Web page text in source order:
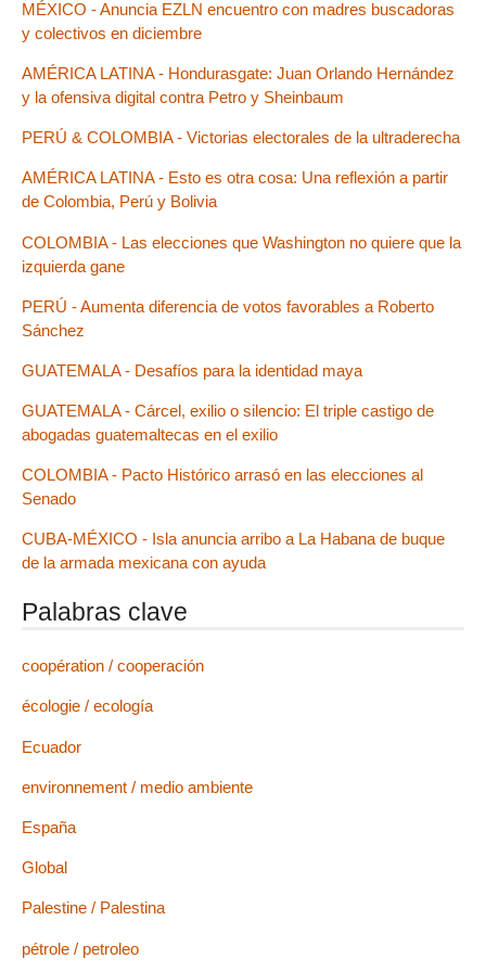
MÉXICO - Anuncia EZLN encuentro con madres buscadoras
y colectivos en diciembre
AMÉRICA LATINA - Hondurasgate: Juan Orlando Hernández
y la ofensiva digital contra Petro y Sheinbaum
PERÚ & COLOMBIA - Victorias electorales de la ultraderecha
AMÉRICA LATINA - Esto es otra cosa: Una reflexión a partir
de Colombia, Perú y Bolivia
COLOMBIA - Las elecciones que Washington no quiere que la
izquierda gane
PERÚ - Aumenta diferencia de votos favorables a Roberto
Sánchez
GUATEMALA - Desafíos para la identidad maya
GUATEMALA - Cárcel, exilio o silencio: El triple castigo de
abogadas guatemaltecas en el exilio
COLOMBIA - Pacto Histórico arrasó en las elecciones al
Senado
CUBA-MÉXICO - Isla anuncia arribo a La Habana de buque
de la armada mexicana con ayuda
Palabras clave
coopération / cooperación
écologie / ecología
Ecuador
environnement / medio ambiente
España
Global
Palestine / Palestina
pétrole / petroleo